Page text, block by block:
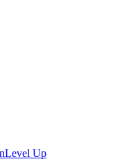
Level Up